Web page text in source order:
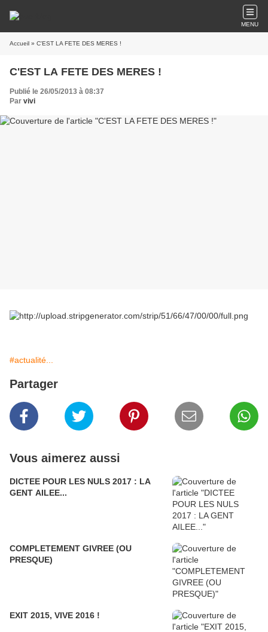
MENU
Accueil » C'EST LA FETE DES MERES !
C'EST LA FETE DES MERES !
Publié le 26/05/2013 à 08:37
Par vivi
#actualité...
Partager
Vous aimerez aussi
DICTEE POUR LES NULS 2017 : LA
GENT AILEE...
COMPLETEMENT GIVREE (OU
PRESQUE)
EXIT 2015, VIVE 2016 !